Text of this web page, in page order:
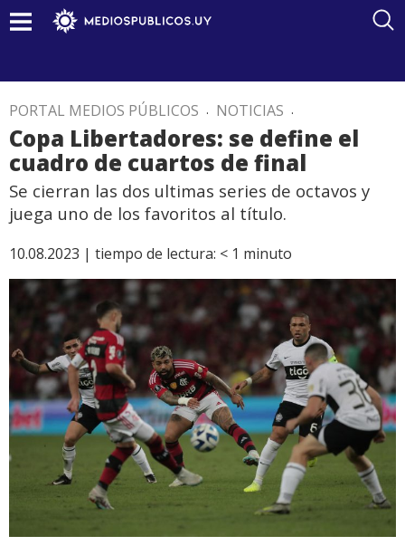
PORTAL MEDIOS PÚBLICOS . NOTICIAS .
Copa Libertadores: se define el
cuadro de cuartos de final
Se cierran las dos ultimas series de octavos y
juega uno de los favoritos al título.
10.08.2023 | tiempo de lectura: < 1 minuto